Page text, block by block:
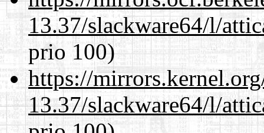
13.37/slackware64/l/
prio 100)
https://
13.37/slackware64/l/